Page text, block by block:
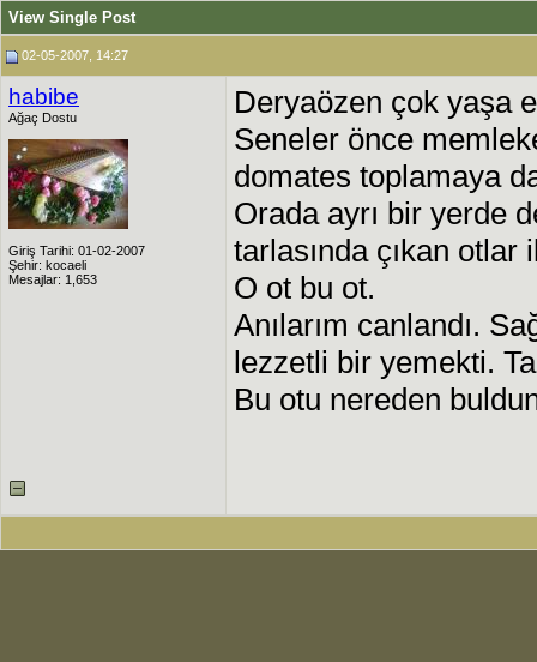
View Single Post
02-05-2007, 14:27
habibe
Ağaç Dostu
Giriş Tarihi: 01-02-2007
Şehir: kocaeli
Mesajlar: 1,653
Deryaözen çok yaşa
Seneler önce
domates toplamaya
Orada ayrı bir yerde
tarlasında çıkan otlar
O ot bu ot.
Anılarım canlandı.
lezzetli bir yemekti.
Bu otu nereden